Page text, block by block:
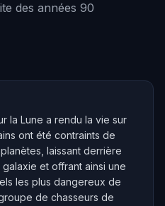
des années 90
la Lune a rendu la vie sur
ont été contraints de
laissant derrière
et offrant ainsi une
les plus dangereux de
de chasseurs de